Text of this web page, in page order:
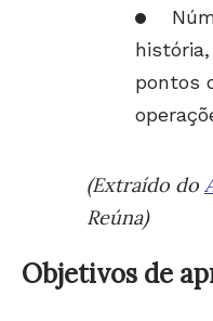
pontos
(Extraído do
Reúna)
Objetivos de